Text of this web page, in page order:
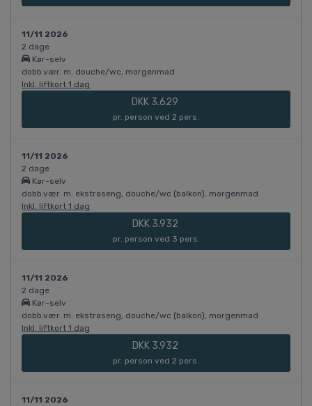
11/11 2026
2 dage
Kør-selv
dobb.vær. m. douche/wc, morgenmad
Inkl. liftkort 1 dag
DKK 3.629
pr. person ved 2 pers.
11/11 2026
2 dage
Kør-selv
dobb.vær. m. ekstraseng, douche/wc (balkon), morgenmad
Inkl. liftkort 1 dag
DKK 3.932
pr. person ved 3 pers.
11/11 2026
2 dage
Kør-selv
dobb.vær. m. ekstraseng, douche/wc (balkon), morgenmad
Inkl. liftkort 1 dag
DKK 3.932
pr. person ved 2 pers.
11/11 2026